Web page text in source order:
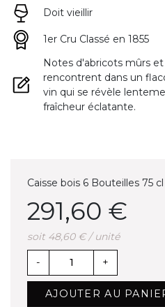
Doit vieillir
1er Cru Classé en 1855
Notes d'abricots mûrs
rencontrent dans un
vin qui se révèle
fraîcheur éclatante.
Caisse bois 6 Bouteilles 75 cl
291,60 €
soit 48,60 € / unité
- +
AJOUTER AU